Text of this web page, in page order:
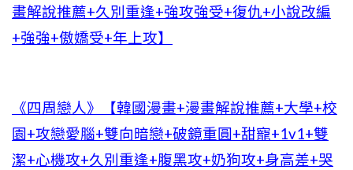
畫解說推薦+久別重逢+強攻強受+復仇+小說改編
+強強+傲嬌受+年上攻】
《四周戀人》【韓國漫畫+漫畫解說推薦+大學+校
園+攻戀愛腦+雙向暗戀+破鏡重圓+甜寵+1v1+雙
潔+心機攻+久別重逢+腹黑攻+奶狗攻+身高差+哭